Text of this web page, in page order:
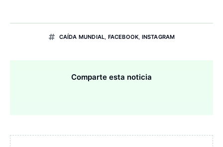
CAÍDA MUNDIAL, FACEBOOK, INSTAGRAM
Comparte esta noticia